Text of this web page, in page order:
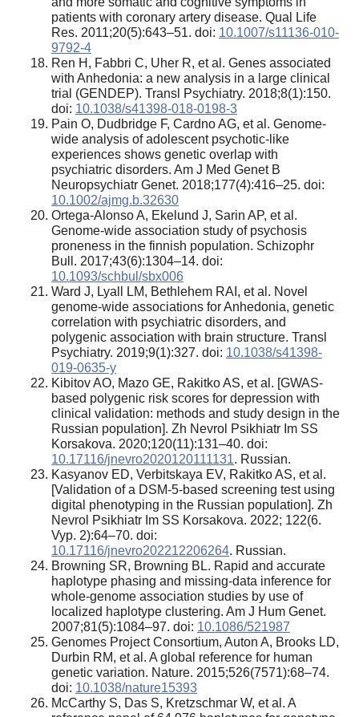
patients with coronary artery disease. Qual Life
Res. 2011;20(5):643–51. doi: 10.1007/s11136-010-
9792-4
Ren H, Fabbri C, Uher R, et al. Genes associated
with Anhedonia: a new analysis in a large clinical
trial (GENDEP). Transl Psychiatry. 2018;8(1):150.
doi: 10.1038/s41398-018-0198-3
Pain O, Dudbridge F, Cardno AG, et al. Genome-
wide analysis of adolescent psychotic-like
experiences shows genetic overlap with
psychiatric disorders. Am J Med Genet B
Neuropsychiatr Genet. 2018;177(4):416–25. doi:
10.1002/ajmg.b.32630
Ortega-Alonso A, Ekelund J, Sarin AP, et al.
Genome-wide association study of psychosis
proneness in the finnish population. Schizophr
Bull. 2017;43(6):1304–14. doi:
10.1093/schbul/sbx006
Ward J, Lyall LM, Bethlehem RAI, et al. Novel
genome-wide associations for Anhedonia, genetic
correlation with psychiatric disorders, and
polygenic association with brain structure. Transl
Psychiatry. 2019;9(1):327. doi: 10.1038/s41398-
019-0635-y
Kibitov AO, Mazo GE, Rakitko AS, et al. [GWAS-
based polygenic risk scores for depression with
clinical validation: methods and study design in the
Russian population]. Zh Nevrol Psikhiatr Im SS
Korsakova. 2020;120(11):131–40. doi:
10.17116/jnevro2020120111131. Russian.
Kasyanov ED, Verbitskaya EV, Rakitko AS, et al.
[Validation of a DSM-5-based screening test using
digital phenotyping in the Russian population]. Zh
Nevrol Psikhiatr Im SS Korsakova. 2022; 122(6.
Vyp. 2):64–70. doi:
10.17116/jnevro202212206264. Russian.
Browning SR, Browning BL. Rapid and accurate
haplotype phasing and missing-data inference for
whole-genome association studies by use of
localized haplotype clustering. Am J Hum Genet.
2007;81(5):1084–97. doi: 10.1086/521987
Genomes Project Consortium, Auton A, Brooks LD,
Durbin RM, et al. A global reference for human
genetic variation. Nature. 2015;526(7571):68–74.
doi: 10.1038/nature15393
McCarthy S, Das S, Kretzschmar W, et al. A